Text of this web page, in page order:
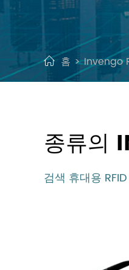
홈 Invengo
종류의
검색 휴대용